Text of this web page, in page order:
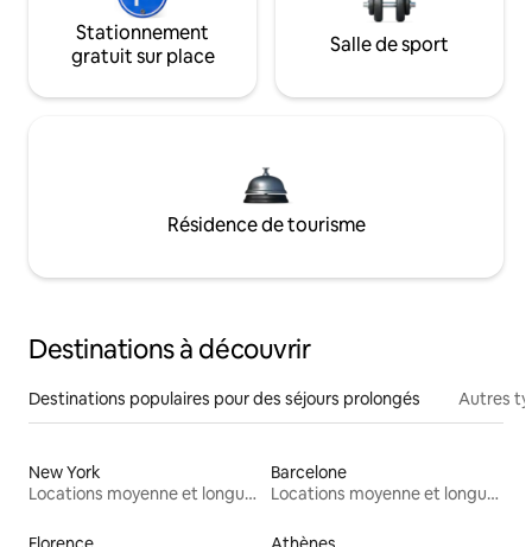
Stationnement
gratuit sur place
Salle de sport
Résidence de tourisme
Destinations à découvrir
Destinations populaires pour des séjours prolongés Autres
New York
Locations moyenne et longue durée
Barcelone
Locations moyenne et longue durée